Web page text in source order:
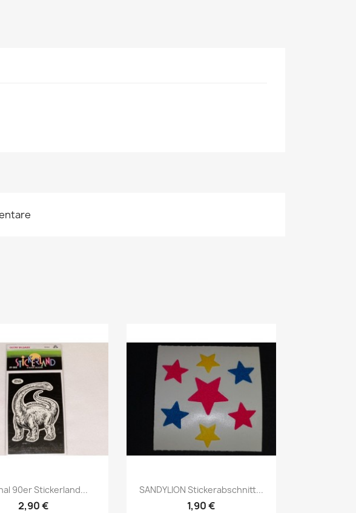
90er Stickerland...
2,90 €
SANDYLION Stickerabschnitt...
1,90 €